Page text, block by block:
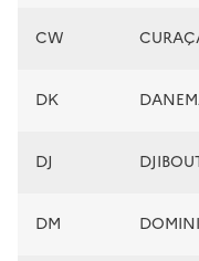
CW
DK
DJ
DM